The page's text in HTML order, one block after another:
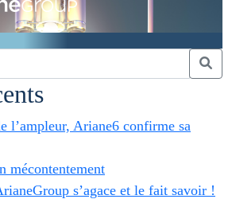
l’ampleur, Ariane6 confirme sa
mécontentement
s’agace et le fait savoir !